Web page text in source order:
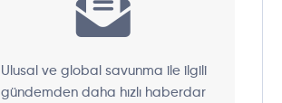
Ulusal ve global savunma ile ilgili
gündemden daha hızlı haberdar